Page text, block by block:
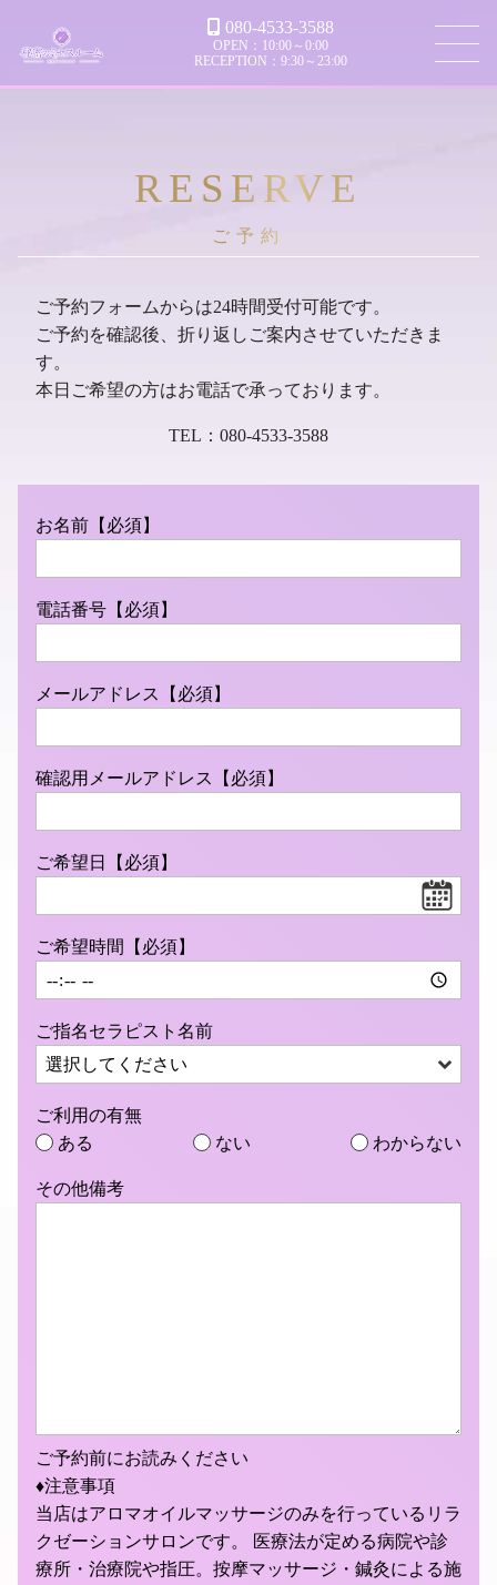
080-4533-3588
OPEN：10:00～0:00
RECEPTION：9:30～23:00
RESERVE
ご予約フォームからは24時間受付可能です。
ご予約を確認後、折り返しご案内させていただきま
す。
本日ご希望の方はお電話で承っております。
TEL： 080-4533-3588
お名前【必須】
電話番号【必須】
メールアドレス【必須】
確認用メールアドレス【必須】
ご希望日【必須】
ご希望時間【必須】
ご指名セラピスト名前
ご利用の有無
ある
ない わからない
その他備考
ご予約前にお読みください
♦注意事項
当店はアロマオイルマッサージのみを行っているリラ
クゼーションサロンです。 医療法が定める病院や診
療所・治療院や指圧。按摩マッサージ・鍼灸による施